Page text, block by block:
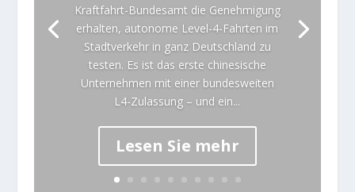
Kraftfahrt-Bundesamt die Genehmigung
erhalten, autonome Level-4-Fahrten im
Stadtverkehr in ganz Deutschland zu
testen. Es ist das erste chinesische
Unternehmen mit einer bundesweiten
L4-Zulassung – und ein...
Lesen Sie mehr